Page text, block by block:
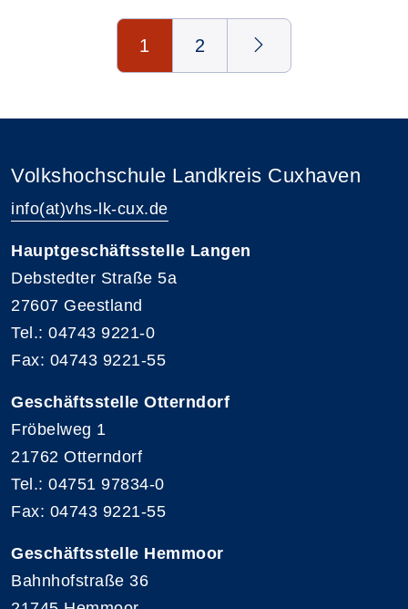
1 2
Volkshochschule Landkreis Cuxhaven
info(at)vhs-lk-cux.de
Hauptgeschäftsstelle Langen
Debstedter Straße 5a
27607 Geestland
Tel.: 04743 9221-0
Fax: 04743 9221-55
Geschäftsstelle Otterndorf
Fröbelweg 1
21762 Otterndorf
Tel.: 04751 97834-0
Fax: 04743 9221-55
Geschäftsstelle Hemmoor
Bahnhofstraße 36